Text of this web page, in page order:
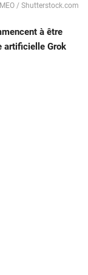
/ Shutterstock.com
à être
artificielle Grok